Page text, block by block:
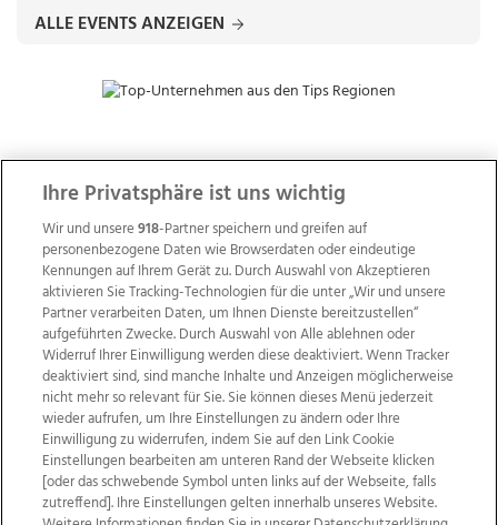
ALLE EVENTS ANZEIGEN
ZUR NACHRICHTENÜBERSICHT
Wir über uns Mediadaten Kontakt
Jobs
Datenschutz
Impressum
AGB Anzeigekunden
Ihre Privatsphäre ist uns wichtig
Wir und unsere918-Partner speichern und greifen auf
personenbezogene Daten wie Browserdaten oder eindeutige
Kennungen auf Ihrem Gerät zu. Durch Auswahl von Akzeptieren
aktivieren Sie Tracking-Technologien für die unter „Wir und unsere
Partner verarbeiten Daten, um Ihnen Dienste bereitzustellen“
aufgeführten Zwecke. Durch Auswahl von Alle ablehnen oder
Widerruf Ihrer Einwilligung werden diese deaktiviert. Wenn Tracker
deaktiviert sind, sind manche Inhalte und Anzeigen möglicherweise
nicht mehr so relevant für Sie. Sie können dieses Menü jederzeit
wieder aufrufen, um Ihre Einstellungen zu ändern oder Ihre
Einwilligung zu widerrufen, indem Sie auf den Link Cookie
Einstellungen bearbeiten am unteren Rand der Webseite klicken
[oder das schwebende Symbol unten links auf der Webseite, falls
zutreffend]. Ihre Einstellungen gelten innerhalb unseres Website.